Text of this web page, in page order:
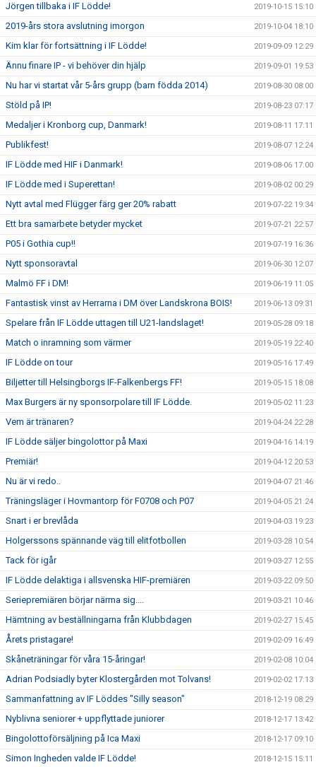
Jörgen tillbaka i IF Lödde! 2019-10-15 15:10
2019-års stora avslutning imorgon 2019-10-04 18:10
Kim klar för fortsättning i IF Lödde! 2019-09-09 12:29
Ännu finare IP - vi behöver din hjälp 2019-09-01 19:53
Nu har vi startat vår 5-års grupp (barn födda 2014) 2019-08-30 08:00
Stöld på IP! 2019-08-23 07:17
Medaljer i Kronborg cup, Danmark! 2019-08-11 17:11
Publikfest! 2019-08-07 12:24
IF Lödde med HIF i Danmark! 2019-08-06 17:00
IF Lödde med i Superettan! 2019-08-02 00:29
Nytt avtal med Flügger färg ger 20% rabatt 2019-07-22 19:34
Ett bra samarbete betyder mycket 2019-07-21 22:57
P05 i Gothia cup!! 2019-07-19 16:36
Nytt sponsoravtal 2019-06-30 12:07
Malmö FF i DM! 2019-06-19 11:05
Fantastisk vinst av Herrarna i DM över Landskrona BOIS! 2019-06-13 09:31
Spelare från IF Lödde uttagen till U21-landslaget! 2019-05-28 09:18
Match o inramning som värmer 2019-05-19 22:40
IF Lödde on tour 2019-05-16 17:49
Biljetter till Helsingborgs IF-Falkenbergs FF! 2019-05-15 18:08
Max Burgers är ny sponsorpolare till IF Lödde. 2019-05-02 11:23
Vem är tränaren? 2019-04-24 22:28
IF Lödde säljer bingolottor på Maxi 2019-04-16 14:19
Premiär! 2019-04-12 20:53
Nu är vi redo.. 2019-04-07 21:46
Träningsläger i Hovmantorp för F0708 och P07 2019-04-05 21:24
Snart i er brevlåda 2019-04-03 19:23
Holgerssons spännande väg till elitfotbollen 2019-03-28 10:54
Tack för igår 2019-03-27 12:55
IF Lödde delaktiga i allsvenska HIF-premiären 2019-03-22 09:50
Seriepremiären börjar närma sig.... 2019-03-21 10:46
Hämtning av beställningarna från Klubbdagen 2019-02-27 15:45
Årets pristagare! 2019-02-09 16:49
Skåneträningar för våra 15-åringar! 2019-02-08 10:04
Adrian Podsiadly byter Klostergården mot Tolvans! 2019-02-02 17:13
Sammanfattning av IF Löddes "Silly season" 2018-12-19 08:29
Nyblivna seniorer + uppflyttade juniorer 2018-12-17 13:42
Bingolottoförsäljning på Ica Maxi 2018-12-17 09:10
Simon Ingheden valde IF Lödde! 2018-12-15 15:11